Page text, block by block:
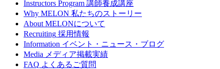
Instructors Program 講師養成講座
Why MELON 私たちのストーリー
About MELONについて
Recruiting 採用情報
Information イベント・ニュース・ブログ
Media メディア掲載実績
FAQ よくあるご質問